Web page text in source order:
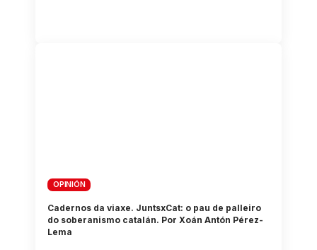
OPINIÓN
Cadernos da viaxe. JuntsxCat: o pau de palleiro
do soberanismo catalán. Por Xoán Antón Pérez-
Lema